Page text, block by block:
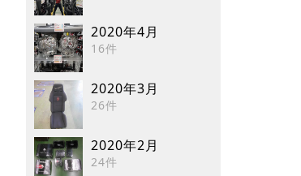
2020年4月
16件
2020年3月
26件
2020年2月
24件